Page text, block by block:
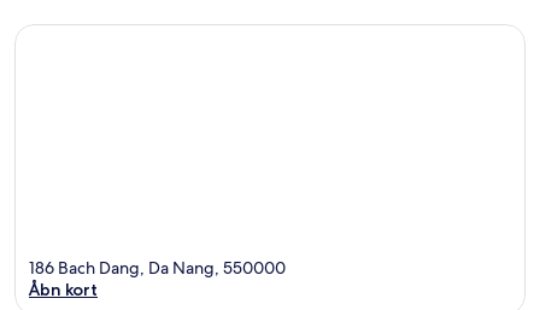
186 Bach Dang, Da Nang, 550000
Åbn kort